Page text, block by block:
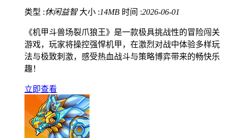
类型 :休闲益智 大小 :14MB 时间 :2026-06-01
《机甲斗兽场裂爪狼王》是一款极具挑战性的冒险闯关
游戏，玩家将操控强悍机甲，在激烈对战中体验多样玩
法与极致刺激，感受热血战斗与策略博弈带来的畅快乐
趣！
立即查看